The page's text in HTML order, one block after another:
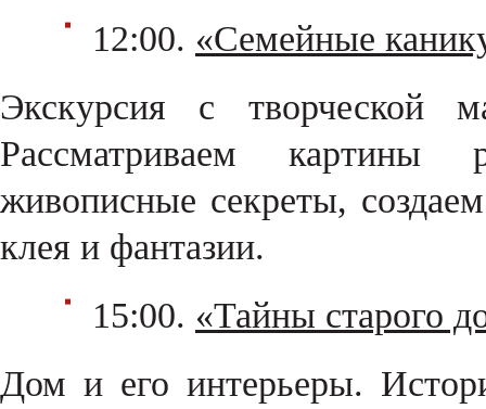
12:00. «Семейные
Экскурсия с творческой
Рассматриваем картины
живописные секреты,
клея и фантазии.
15:00. «Тайны старого
Дом и его интерьеры.